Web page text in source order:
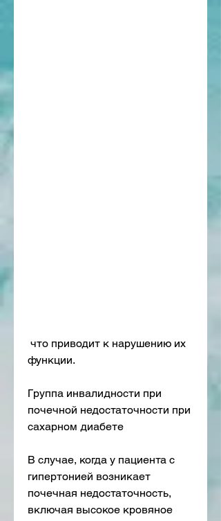
функции.
Группа инвалидности при
почечной недостаточности при
сахарном диабете
В случае, когда у пациента с
гипертонией возникает
почечная недостаточность,
включая высокое кровяное